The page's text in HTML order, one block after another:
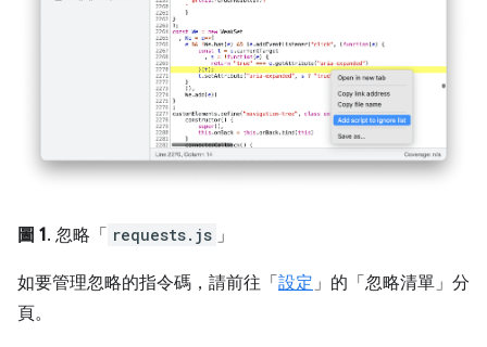
圖 1. 忽略「 requests.js 」
如要管理忽略的指令碼，請前往「設定 」的「忽略清單」 分
頁。